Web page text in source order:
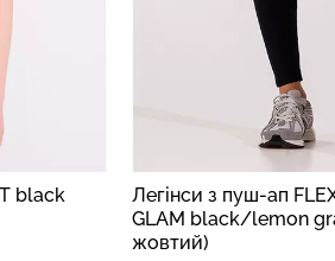
black
Легінси з пуш-ап
GLAM black/lemon
жовтий)